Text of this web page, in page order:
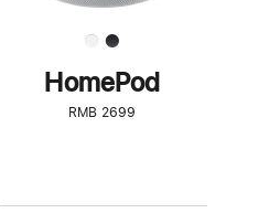
HomePod
RMB 2699